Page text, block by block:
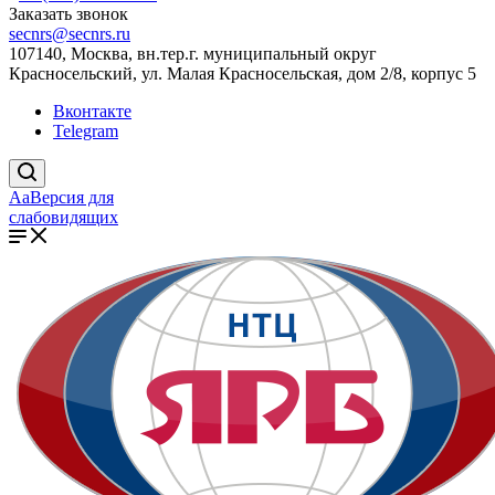
Заказать звонок
secnrs@secnrs.ru
107140, Москва, вн.тер.г. муниципальный округ
Красносельский, ул. Малая Красносельская, дом 2/8, корпус 5
Вконтакте
Telegram
AaВерсия для
слабовидящих